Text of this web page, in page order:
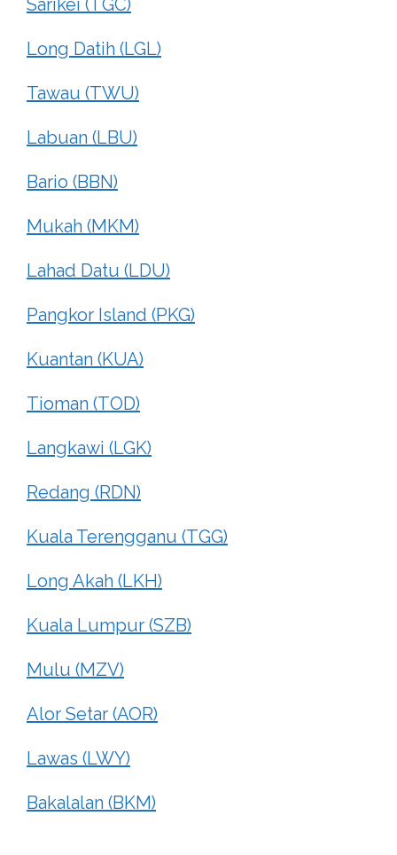
Long Datih (LGL)
Tawau (TWU)
Labuan (LBU)
Bario (BBN)
Mukah (MKM)
Lahad Datu (LDU)
Pangkor Island (PKG)
Kuantan (KUA)
Tioman (TOD)
Langkawi (LGK)
Redang (RDN)
Kuala Terengganu (TGG)
Long Akah (LKH)
Kuala Lumpur (SZB)
Mulu (MZV)
Alor Setar (AOR)
Lawas (LWY)
Bakalalan (BKM)